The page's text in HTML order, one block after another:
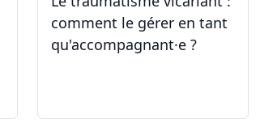
comment le gérer en tant
qu'accompagnant·e ?